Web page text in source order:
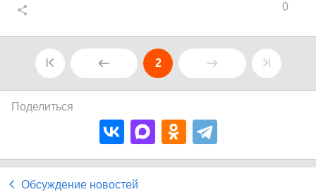
0
2
Поделиться
Обсуждение новостей